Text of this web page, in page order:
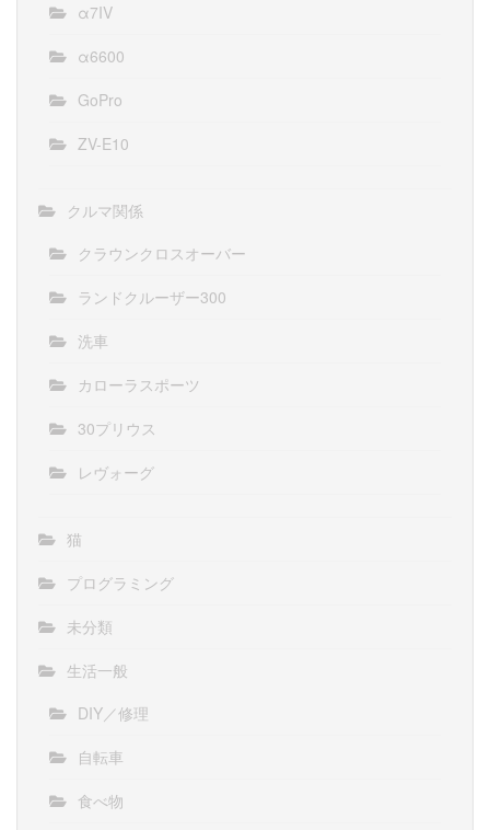
α7IV
α6600
GoPro
ZV-E10
クルマ関係
クラウンクロスオーバー
ランドクルーザー300
洗車
カローラスポーツ
30プリウス
レヴォーグ
猫
プログラミング
未分類
生活一般
DIY／修理
自転車
食べ物